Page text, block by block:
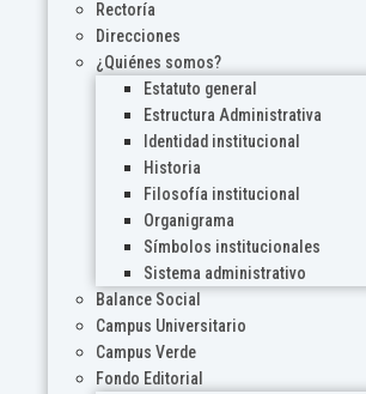
Rectoría
Direcciones
¿Quiénes somos?
Estatuto general
Estructura Administrativa
Identidad institucional
Historia
Filosofía institucional
Organigrama
Símbolos institucionales
Sistema administrativo
Balance Social
Campus Universitario
Campus Verde
Fondo Editorial